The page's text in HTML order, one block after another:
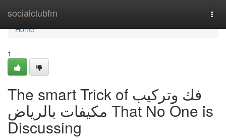
socialclubfm
Home
Home
1
The smart Trick of فك وتركيب
مكيفات بالرياض That No One is
Discussing